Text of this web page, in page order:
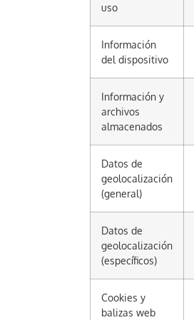
uso
Información
del dispositivo
Información y
archivos
almacenados
Datos de
geolocalización
(general)
Datos de
geolocalización
(específicos)
Cookies y
balizas web